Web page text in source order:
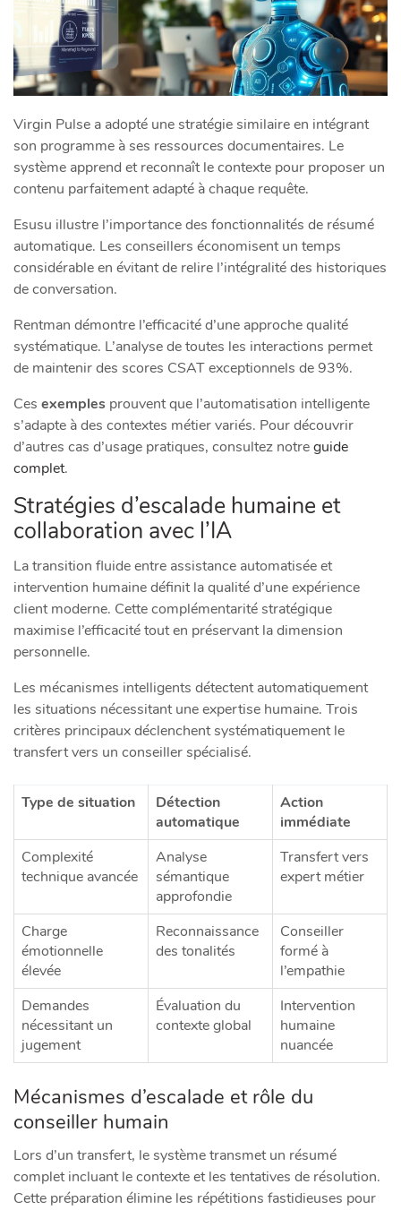
Virgin Pulse a adopté une stratégie similaire en intégrant
son programme à ses ressources documentaires. Le
système apprend et reconnaît le contexte pour proposer un
contenu parfaitement adapté à chaque requête.
Esusu illustre l’importance des fonctionnalités de résumé
automatique. Les conseillers économisent un temps
considérable en évitant de relire l’intégralité des historiques
de conversation.
Rentman démontre l’efficacité d’une approche qualité
systématique. L’analyse de toutes les interactions permet
de maintenir des scores CSAT exceptionnels de 93%.
Ces exemples prouvent que l’automatisation intelligente
s’adapte à des contextes métier variés. Pour découvrir
d’autres cas d’usage pratiques, consultez notreguide
complet.
Stratégies d’escalade humaine et
collaboration avec l’IA
La transition fluide entre assistance automatisée et
intervention humaine définit la qualité d’une expérience
client moderne. Cette complémentarité stratégique
maximise l’efficacité tout en préservant la dimension
personnelle.
Les mécanismes intelligents détectent automatiquement
les situations nécessitant une expertise humaine. Trois
critères principaux déclenchent systématiquement le
transfert vers un conseiller spécialisé.
Type de situation
Détection
automatique
Action
immédiate
Complexité
technique avancée
Analyse
sémantique
approfondie
Transfert vers
expert métier
Charge
émotionnelle
élevée
Reconnaissance
des tonalités
Conseiller
formé à
l’empathie
Demandes
nécessitant un
jugement
Évaluation du
contexte global
Intervention
humaine
nuancée
Mécanismes d’escalade et rôle du
conseiller humain
Lors d’un transfert, le système transmet un résumé
complet incluant le contexte et les tentatives de résolution.
Cette préparation élimine les répétitions fastidieuses pour